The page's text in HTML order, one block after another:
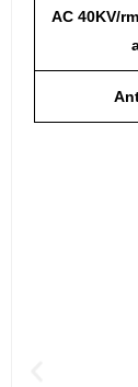
AC 40KV/